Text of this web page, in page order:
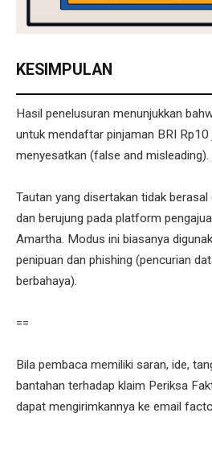
KESIMPULAN
Hasil penelusuran menunjukkan
untuk mendaftar pinjaman BRI
menyesatkan (false and misleading).
Tautan yang disertakan tidak
dan berujung pada platform
Amartha. Modus ini biasanya
penipuan dan phishing (pencurian
berbahaya).
==
Bila pembaca memiliki saran, ide,
bantahan terhadap klaim Periksa
dapat mengirimkannya ke email